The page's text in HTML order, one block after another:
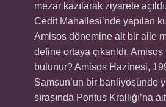
mezar kazılarak ziyarete
Cedit Mahallesi’nde yapılan
Amisos dönemine ait bir aile
define ortaya çıkarıldı.
bulunur? Amisos Hazinesi,
Samsun’un bir banliyösünde
sırasında Pontus Krallığı’na